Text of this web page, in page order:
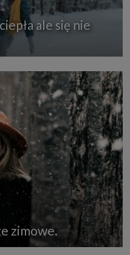
ale się nie
zimowe.